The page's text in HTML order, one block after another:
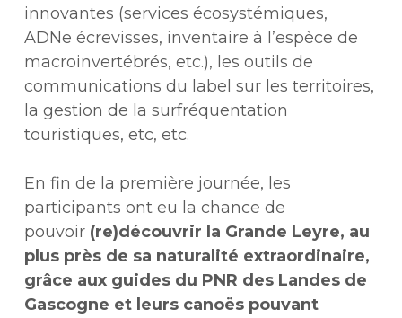
innovantes (services écosystémiques,
ADNe écrevisses, inventaire à l’espèce de
macroinvertébrés, etc.), les outils de
communications du label sur les territoires,
la gestion de la surfréquentation
touristiques, etc, etc.
En fin de la première journée, les
participants ont eu la chance de
pouvoir (re)découvrir la Grande Leyre, au
plus près de sa naturalité extraordinaire,
grâce aux guides du PNR des Landes de
Gascogne et leurs canoës pouvant